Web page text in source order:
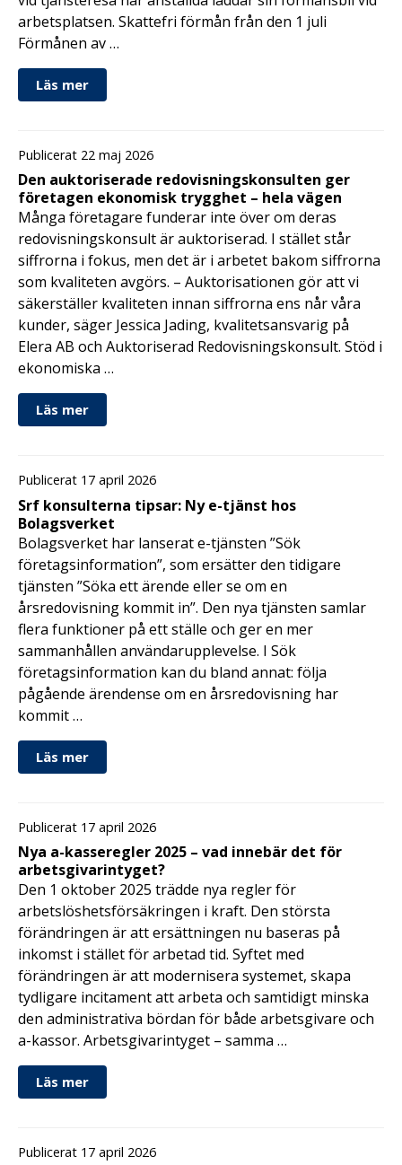
arbetsplatsen. Skattefri förmån från den 1 juli
Förmånen av …
Läs mer
Publicerat 22 maj 2026
Den auktoriserade redovisningskonsulten ger
företagen ekonomisk trygghet – hela vägen
Många företagare funderar inte över om deras
redovisningskonsult är auktoriserad. I stället står
siffrorna i fokus, men det är i arbetet bakom siffrorna
som kvaliteten avgörs. – Auktorisationen gör att vi
säkerställer kvaliteten innan siffrorna ens når våra
kunder, säger Jessica Jading, kvalitetsansvarig på
Elera AB och Auktoriserad Redovisningskonsult. Stöd i
ekonomiska …
Läs mer
Publicerat 17 april 2026
Srf konsulterna tipsar: Ny e-tjänst hos
Bolagsverket
Bolagsverket har lanserat e-tjänsten ”Sök
företagsinformation”, som ersätter den tidigare
tjänsten ”Söka ett ärende eller se om en
årsredovisning kommit in”. Den nya tjänsten samlar
flera funktioner på ett ställe och ger en mer
sammanhållen användarupplevelse. I Sök
företagsinformation kan du bland annat: följa
pågående ärendense om en årsredovisning har
kommit …
Läs mer
Publicerat 17 april 2026
Nya a-kasseregler 2025 – vad innebär det för
arbetsgivarintyget?
Den 1 oktober 2025 trädde nya regler för
arbetslöshetsförsäkringen i kraft. Den största
förändringen är att ersättningen nu baseras på
inkomst i stället för arbetad tid. Syftet med
förändringen är att modernisera systemet, skapa
tydligare incitament att arbeta och samtidigt minska
den administrativa bördan för både arbetsgivare och
a-kassor. Arbetsgivarintyget – samma …
Läs mer
Publicerat 17 april 2026